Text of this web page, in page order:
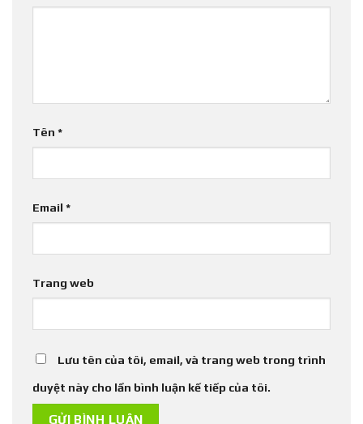
Tên *
Email *
Trang web
Lưu tên của tôi, email, và trang web trong trình
duyệt này cho lần bình luận kế tiếp của tôi.